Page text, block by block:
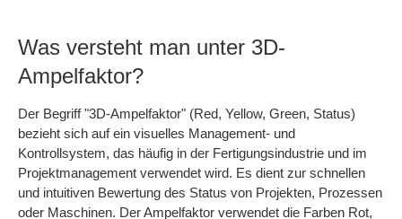
Was versteht man unter 3D-
Ampelfaktor?
Der Begriff "3D-Ampelfaktor" (Red, Yellow, Green, Status)
bezieht sich auf ein visuelles Management- und
Kontrollsystem, das häufig in der Fertigungsindustrie und im
Projektmanagement verwendet wird. Es dient zur schnellen
und intuitiven Bewertung des Status von Projekten, Prozessen
oder Maschinen. Der Ampelfaktor verwendet die Farben Rot,